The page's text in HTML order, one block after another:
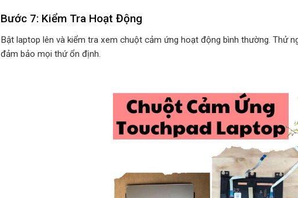
Bước 7: Kiểm Tra Hoạt Động
Bật laptop lên và kiểm tra xem chuột cảm ứng hoạt động bình thường. Thử
đảm bảo mọi thứ ổn định.